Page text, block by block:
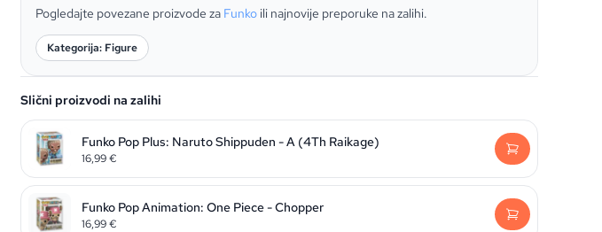
Pogledajte povezane proizvode za Funko ili najnovije preporuke na zalihi.
Kategorija: Figure
Slični proizvodi na zalihi
Funko Pop Plus: Naruto Shippuden - A (4Th Raikage)
16,99€
Funko Pop Animation: One Piece - Chopper
16,99€